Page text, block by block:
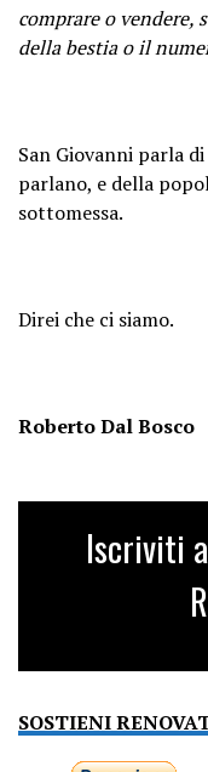
comprare o vendere,
della bestia o il
San Giovanni parla
parlano, e della
sottomessa.
Direi che ci siamo.
Roberto Dal Bosco
Iscriviti
SOSTIENI